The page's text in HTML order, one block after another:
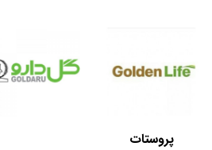
پروستات